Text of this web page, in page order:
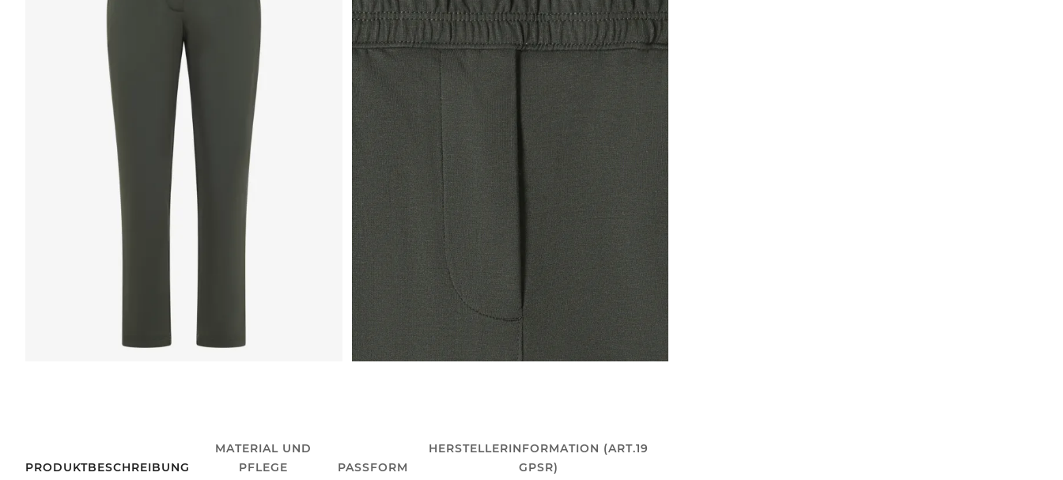
PRODUKTBESCHREIBUNG
MATERIAL UND
PFLEGE
PASSFORM
HERSTELLERINFORMATION (ART.19
GPSR)